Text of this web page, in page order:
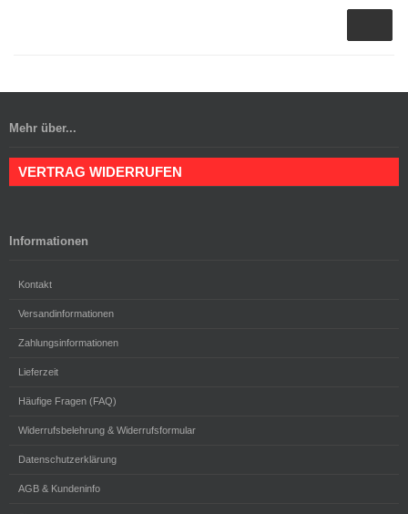
Mehr über...
VERTRAG WIDERRUFEN
Informationen
Kontakt
Versandinformationen
Zahlungsinformationen
Lieferzeit
Häufige Fragen (FAQ)
Widerrufsbelehrung & Widerrufsformular
Datenschutzerklärung
AGB & Kundeninfo